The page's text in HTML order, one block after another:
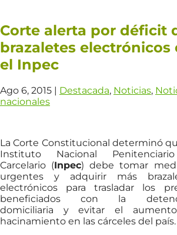
Corte alerta por déficit
brazaletes electrónicos
el Inpec
Ago 6, 2015 | Destacada, Noticias,
nacionales
La Corte Constitucional determinó
Instituto Nacional
Carcelario (Inpec) debe tomar
urgentes y adquirir más
electrónicos para trasladar los
beneficiados con la
domiciliaria y evitar el
hacinamiento en las cárceles del país.